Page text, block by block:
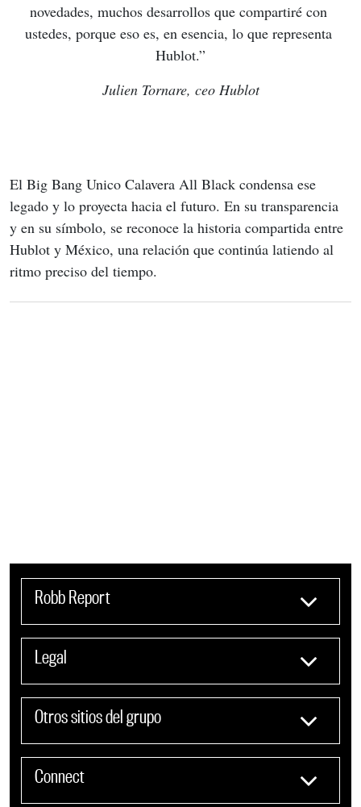
novedades, muchos desarrollos que compartiré con
ustedes, porque eso es, en esencia, lo que representa
Hublot.”
Julien Tornare, ceo Hublot
El Big Bang Unico Calavera All Black condensa ese
legado y lo proyecta hacia el futuro. En su transparencia
y en su símbolo, se reconoce la historia compartida entre
Hublot y México, una relación que continúa latiendo al
ritmo preciso del tiempo.
Robb Report
Legal
Otros sitios del grupo
Connect